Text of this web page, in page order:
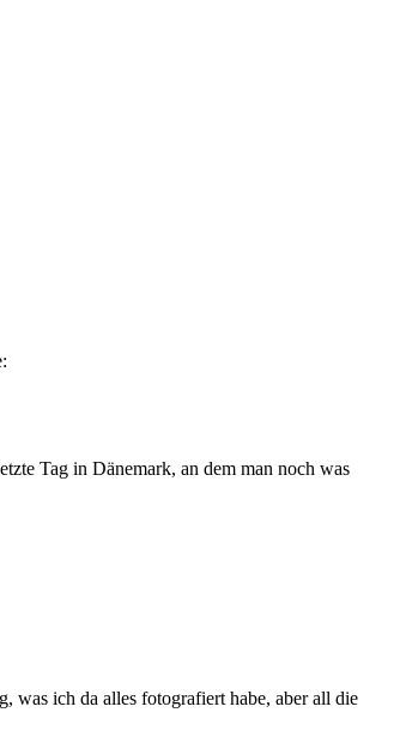
Tag in Dänemark, an dem man noch was
was ich da alles fotografiert habe, aber all die